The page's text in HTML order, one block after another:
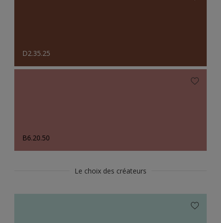
D2.35.25
B6.20.50
Le choix des créateurs